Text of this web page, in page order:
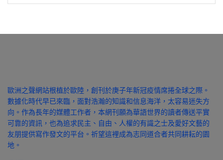
歐洲之聲網站根植於歐陸，創刊於庚子年新冠疫情席捲全球之際。
數據化時代早已來臨，面對浩瀚的知識和信息海洋，太容易迷失方
向。作為長年的媒體工作者，本網刊願為華語世界的讀者傳送平實
可靠的資訊，也為追求民主、自由、人權的有識之士及愛好文藝的
友朋提供寫作發文的平台。祈望這裡成為志同道合者共同耕耘的園
地。